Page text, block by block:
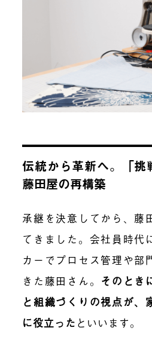
伝統から革新へ。「挑
藤田屋の再構築
承継を決意してから、藤
てきました。会社員時代
カーでプロセス管理や部
きた藤田さん。 そのとき
と組織づくりの視点が、
に役立った といいます。